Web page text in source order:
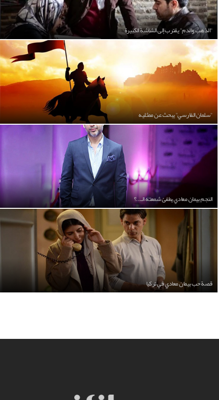
"الذهب والدم" يقترب إلى الشاشة الكبيرة
"سلمان الفارسي" يبحث عن ممثليه
النجم بيمان معادي يطفئ شمعته الـ...؟
قصة حب بيمان معادي في تركيا